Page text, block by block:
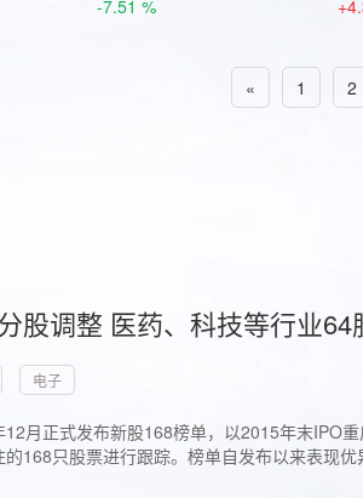
-7.51 %
« 1 2
股调整 医药、科技等行业64
电子
月正式发布新股168榜单，以2015年末IPO
168只股票进行跟踪。榜单自发布以来表现